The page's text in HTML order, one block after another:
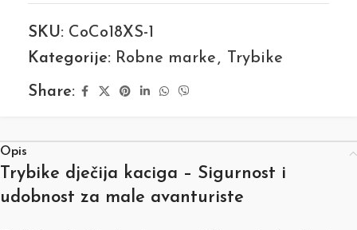
SKU: CoCo18XS-1
Kategorije: Robne marke , Trybike
Share:
Opis
Trybike dječija kaciga – Sigurnost i
udobnost za male avanturiste